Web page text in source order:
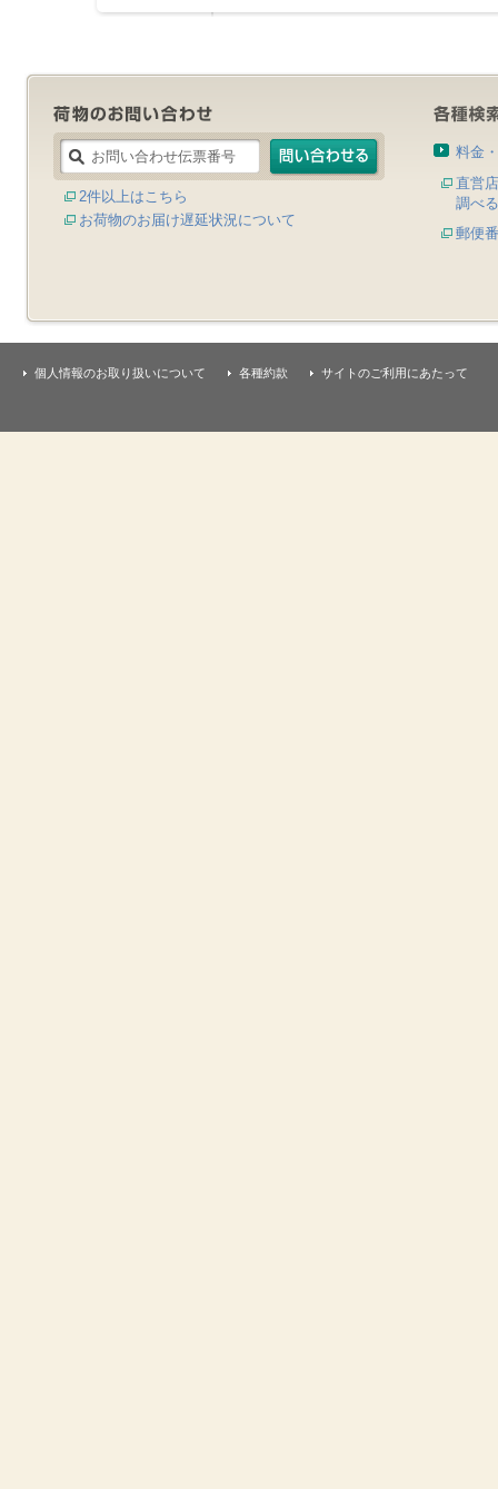
2件以上はこちら
お荷物のお届け遅延状況について
料金
直営
調べる
郵便
個人情報のお取り扱いについて 各種約款 サイトのご利用にあたって